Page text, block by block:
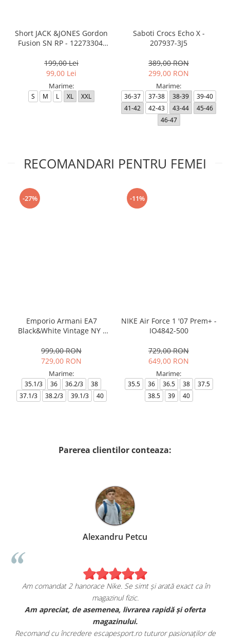
Short JACK &JONES Gordon
Fusion SN RP - 12273304-
199,00 Lei
99,00 Lei
Marime:
S M L XL XXL
Saboti Crocs Echo X -
207937-3J5
389,00 RON
299,00 RON
Marime:
36-37 37-38 38-39
39-40
41-42
42-43 43-44
45-46
46-47
RECOMANDARI PENTRU FEMEI
-27%
Emporio Armani EA7
Black&White Vintage NY -
999,00 RON
729,00 RON
Marime:
35.1/3 36 36.2/3
38
37.1/3
38.2/3 39.1/3 40
-11%
NIKE Air Force 1 '07 Prem+ -
IO4842-500
729,00 RON
649,00 RON
Marime:
35.5 36 36.5 38
37.5
38.5
39 40
Parerea clientilor conteaza:
Alexandru Petcu
Am comandat 2 hanorace Nike. Se simt și arată exact ca în
magazinul fizic.
Am apreciat, de asemenea, livrarea rapidă și oferta
magazinului.
Recomand cu încredere escapesport.ro tuturor pasionaților de